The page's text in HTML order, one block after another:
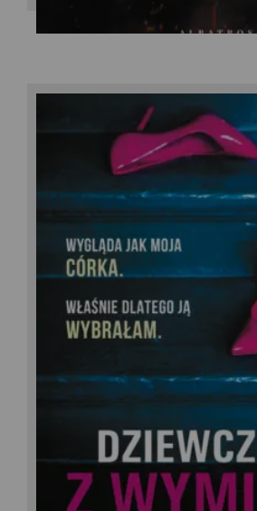
Nelle Lamarr